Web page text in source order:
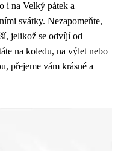
i na Velký pátek a
svátky. Nezapomeňte,
jelikož se odvíjí od
na koledu, na výlet nebo
přejeme vám krásné a